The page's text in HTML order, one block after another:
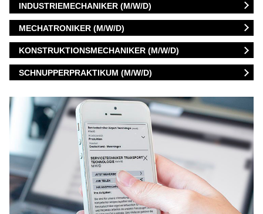
INDUSTRIEMECHANIKER (M/W/D)
MECHATRONIKER (M/W/D)
KONSTRUKTIONSMECHANIKER (M/W/D)
SCHNUPPERPRAKTIKUM (M/W/D)